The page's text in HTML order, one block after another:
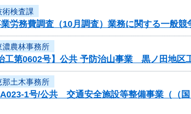
術検査課
労務費調査（10月調査）業務に関する一般競
濃農林事務所
工第0602号】公共 予防治山事業 黒ノ田地区
那土木事務所
A023-1号/公共 交通安全施設等整備事業（（